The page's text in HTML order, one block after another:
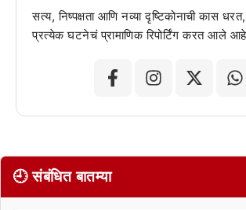
सत्य, निष्पक्षता आणि नव्या दृष्टिकोनाची कास
प्रत्येक घटनेचं प्रामाणिक रिपोर्टिंग करत आले
🕘 संबंधित बातम्या